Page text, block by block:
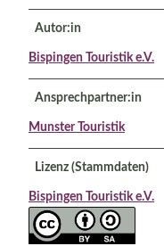
Autor:in
Bispingen Touristik e.V.
Ansprechpartner:in
Munster Touristik
Lizenz (Stammdaten)
Bispingen Touristik e.V.